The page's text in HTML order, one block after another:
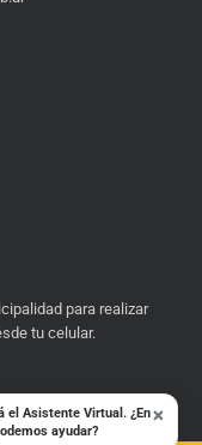
para realizar
tu celular.
el Asistente Virtual. ¿En
ayudar?
×